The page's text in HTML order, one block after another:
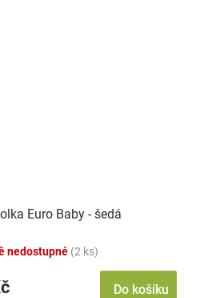
Euro Baby - šedá
nedostupné (2 ks)
Do košíku